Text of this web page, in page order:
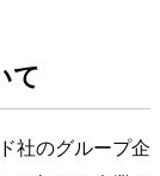
て
社のグループ企